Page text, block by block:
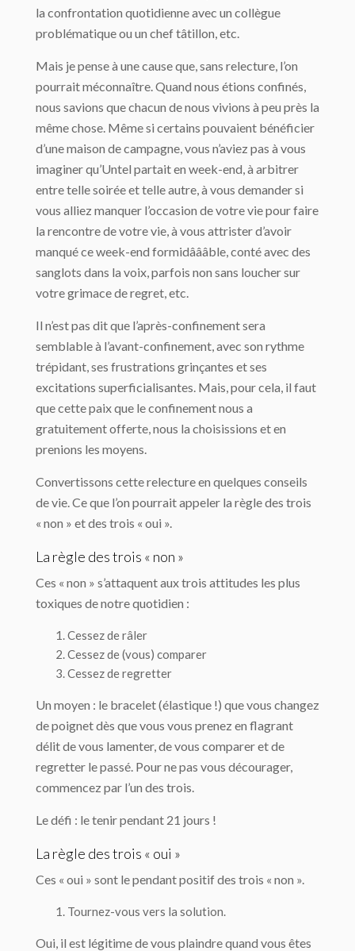
la confrontation quotidienne avec un collègue
problématique ou un chef tâtillon, etc.
Mais je pense à une cause que, sans relecture, l’on
pourrait méconnaître. Quand nous étions confinés,
nous savions que chacun de nous vivions à peu près la
même chose. Même si certains pouvaient bénéficier
d’une maison de campagne, vous n’aviez pas à vous
imaginer qu’Untel partait en week-end, à arbitrer
entre telle soirée et telle autre, à vous demander si
vous alliez manquer l’occasion de votre vie pour faire
la rencontre de votre vie, à vous attrister d’avoir
manqué ce week-end formidâââble, conté avec des
sanglots dans la voix, parfois non sans loucher sur
votre grimace de regret, etc.
Il n’est pas dit que l’après-confinement sera
semblable à l’avant-confinement, avec son rythme
trépidant, ses frustrations grinçantes et ses
excitations superficialisantes. Mais, pour cela, il faut
que cette paix que le confinement nous a
gratuitement offerte, nous la choisissions et en
prenions les moyens.
Convertissons cette relecture en quelques conseils
de vie. Ce que l’on pourrait appeler la règle des trois
« non » et des trois « oui ».
La règle des trois « non »
Ces « non » s’attaquent aux trois attitudes les plus
toxiques de notre quotidien :
Cessez de râler
Cessez de (vous) comparer
Cessez de regretter
Un moyen : le bracelet (élastique !) que vous changez
de poignet dès que vous vous prenez en flagrant
délit de vous lamenter, de vous comparer et de
regretter le passé. Pour ne pas vous décourager,
commencez par l’un des trois.
Le défi : le tenir pendant 21 jours !
La règle des trois « oui »
Ces « oui » sont le pendant positif des trois « non ».
Tournez-vous vers la solution.
Oui, il est légitime de vous plaindre quand vous êtes